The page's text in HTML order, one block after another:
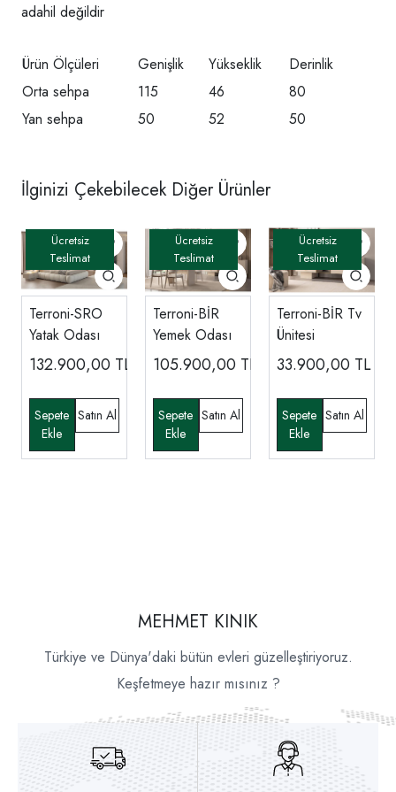
adahil değildir
Ürün Ölçüleri Genişlik Yükseklik
Derinlik
Orta sehpa
115 46
80
Yan sehpa
50 52 50
İlginizi Çekebilecek Diğer Ürünler
Terroni-SRO
Yatak Odası
132.900,00 TL
Terroni-BİR
Yemek Odası
105.900,00 TL
Terroni-BİR Tv
Ünitesi
33.900,00 TL
MEHMET KINIK
Türkiye ve Dünya'daki bütün evleri güzelleştiriyoruz.
Keşfetmeye hazır mısınız ?